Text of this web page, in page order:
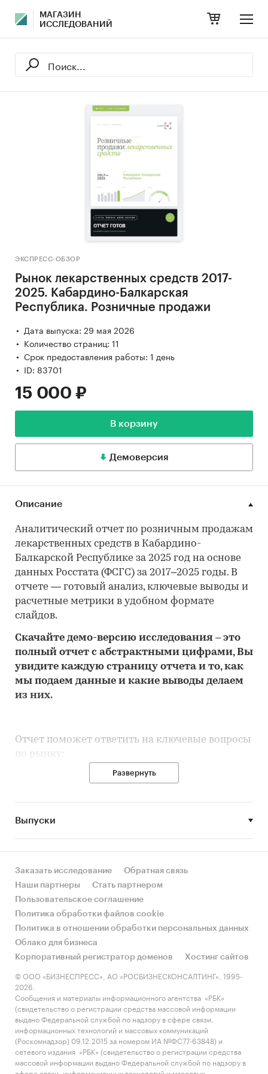
МАГАЗИН
ИССЛЕДОВАНИЙ
ЭКСПРЕСС-ОБЗОР
Рынок лекарственных средств 2017-
2025. Кабардино-Балкарская
Республика. Розничные продажи
Дата выпуска: 29 мая 2026
Количество страниц: 11
Срок предоставления работы: 1 день
ID: 83701
15 000 ₽
В корзину
Демоверсия
Описание
Аналитический отчет по розничным продажам
лекарственных средств в Кабардино-
Балкарской Республике за 2025 год на основе
данных Росстата (ФСГС) за 2017–2025 годы. В
отчете — готовый анализ, ключевые выводы и
расчетные метрики в удобном формате
слайдов.
Скачайте демо-версию исследования – это
полный отчет с абстрактными цифрами, Вы
увидите каждую страницу отчета и то,как
мы подаем данные и какие выводы делаем
из них.
Отчет поможет ответить на ключевые вопросы
по рынку:
• Каков объем розничного рынка
Балкарской Республике, много это или мало по
сравнению с другими регионами России?
• Рынок растет или снижается? Если растет, то
инфляции? Как соотносятся рост и падение с
динамикой других регионов?
• Какое место регион занимает в России и в
своем федеральном округе по объему продаж
и по продажам на душу населения?
• К какому сегменту можно отнести рынок по
размеру и темпом роста (малый/крупный, с
опережающей динамикой/с отстающей
динамикой) в стратегической перспективе и в
текущей ситуации? Меняются ли позиции
региона с течением времени?
• Насколько рынок насыщен и какой у региона
потенциал роста, если сравнить его с
Развернуть
Выпуски
Заказать исследование
Обратная связь
Наши партнеры
Стать партнером
Пользовательское соглашение
Политика обработки файлов cookie
Политика в отношении обработки персональных данных
Облако для бизнеса
Корпоративный регистратор доменов
Хостинг сайтов
© ООО «БИЗНЕСПРЕСС», АО «РОСБИЗНЕСКОНСАЛТИНГ», 1995-
2026.
Сообщения и материалы информационного агентства «РБК»
(свидетельство о регистрации средства массовой информации
выдано Федеральной службой по надзору в сфере связи,
информационных технологий и массовых коммуникаций
(Роскомнадзор) 09.12.2015 за номером ИА №ФС77-63848) и
сетевого издания «РБК» (свидетельство о регистрации средства
массовой информации выдано Федеральной службой по надзору в